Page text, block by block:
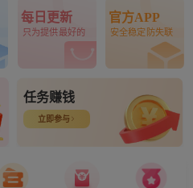
每日更新
只为提供最好的
官方APP
安全稳定防失联
任务赚钱

立即参与